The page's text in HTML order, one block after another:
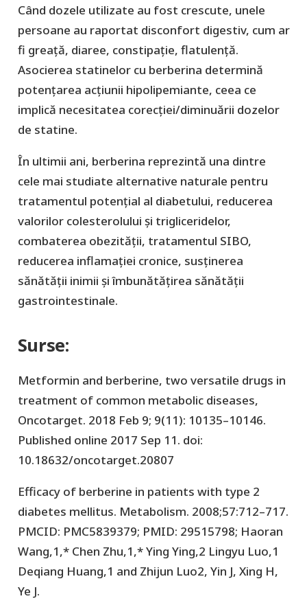
Când dozele utilizate au fost crescute, unele
persoane au raportat disconfort digestiv, cum ar
fi greață, diaree, constipație, flatulență.
Asocierea statinelor cu berberina determină
potențarea acțiunii hipolipemiante, ceea ce
implică necesitatea corecției/diminuării dozelor
de statine.
În ultimii ani, berberina reprezintă una dintre
cele mai studiate alternative naturale pentru
tratamentul potențial al diabetului, reducerea
valorilor colesterolului și trigliceridelor,
combaterea obezității, tratamentul SIBO,
reducerea inflamației cronice, susținerea
sănătății inimii și îmbunătățirea sănătății
gastrointestinale.
Surse:
Metformin and berberine, two versatile drugs in
treatment of common metabolic diseases,
Oncotarget. 2018 Feb 9; 9(11): 10135–10146.
Published online 2017 Sep 11. doi:
10.18632/oncotarget.20807
Efficacy of berberine in patients with type 2
diabetes mellitus. Metabolism. 2008;57:712–717.
PMCID: PMC5839379; PMID: 29515798; Haoran
Wang,1,* Chen Zhu,1,* Ying Ying,2 Lingyu Luo,1
Deqiang Huang,1 and Zhijun Luo2, Yin J, Xing H,
Ye J.